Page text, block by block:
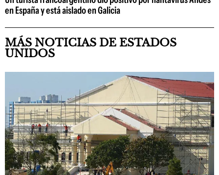
en España y está aislado en Galicia
MÁS NOTICIAS DE ESTADOS
UNIDOS